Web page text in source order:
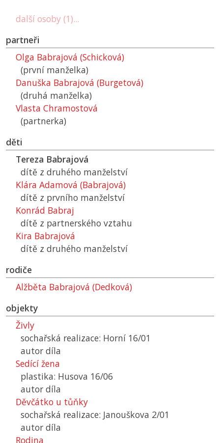
další osoby (1)...
partneři
Olga Babrajová (Schicková)
(první manželka)
Danuška Babrajová (Burgetová)
(druhá manželka)
Vlasta Chramostová
(partnerka)
děti
Tereza Babrajová
dítě z druhého manželství
Klára Adamová (Babrajová)
dítě z prvního manželství
Konrád Babraj
dítě z partnerského vztahu
Kira Babrajová
dítě z druhého manželství
rodiče
Alžběta Babrajová (Dedková)
objekty
Živly
sochařská realizace: Horní 16/01
autor díla
Sedící žena
plastika: Husova 16/06
autor díla
Děvčátko u tůňky
sochařská realizace: Janouškova 2/01
autor díla
Rodina